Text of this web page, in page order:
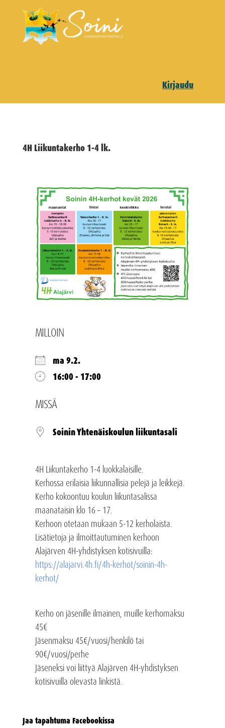
Kirjaudu
4H Liikuntakerho 1-4 lk.
MILLOIN
ma 9.2.
16:00 - 17:00
MISSÄ
Soinin Yhtenäiskoulun liikuntasali
4H Liikuntakerho 1-4 luokkalaisille.
Kerhossa erilaisia liikunnallisia pelejä ja leikkejä.
Kerho kokoontuu koulun liikuntasalissa
maanataisin klo 16 – 17.
Kerhoon otetaan mukaan 5-12 kerholaista.
Lisätietoja ja ilmoittautuminen kerhoon
Alajärven 4H-yhdistyksen kotisivuilla:
https://alajarvi.4h.fi/4h-kerhot/soinin-4h-
kerhot/
Kerho on jäsenille ilmainen, muille kerhomaksu
45€
Jäsenmaksu 45€/vuosi/henkilö tai
90€/vuosi/perhe
Jäseneksi voi liittyä Alajärven 4H-yhdistyksen
kotisivuilla olevasta linkistä.
Jaa tapahtuma Facebookissa